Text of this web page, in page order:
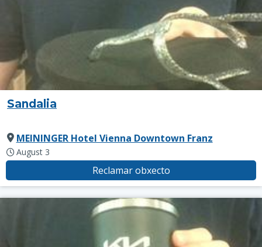
Sandalia
MEININGER Hotel Vienna Downtown Franz
August 3
Reclamar obxecto